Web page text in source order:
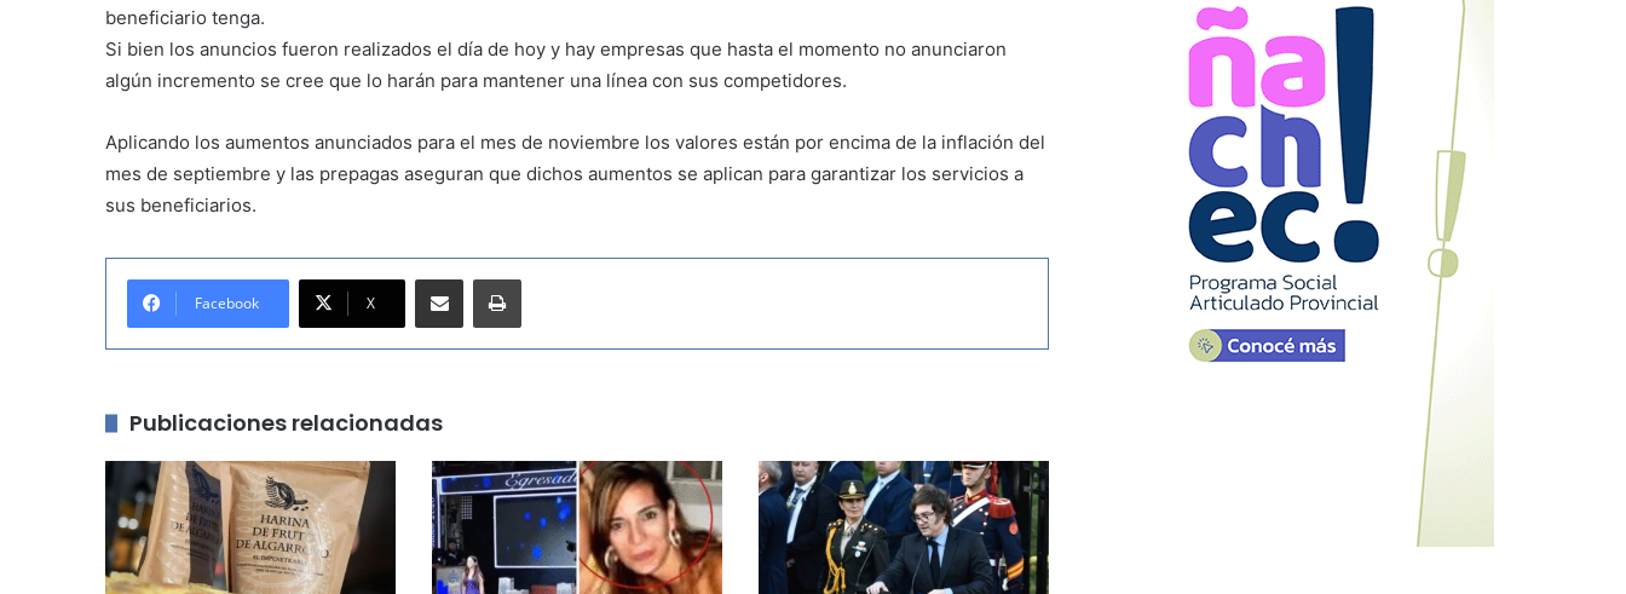
beneficiario tenga.
Si bien los anuncios fueron realizados el día de hoy y hay empresas que hasta el momento no anunciaron
algún incremento se cree que lo harán para mantener una línea con sus competidores.
Aplicando los aumentos anunciados para el mes de noviembre los valores están por encima de la inflación del
mes de septiembre y las prepagas aseguran que dichos aumentos se aplican para garantizar los servicios a
sus beneficiarios.
Facebook X
Publicaciones relacionadas